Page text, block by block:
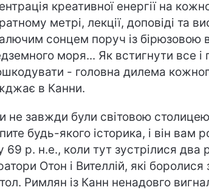
креативної енергії на
метрі, лекції, доповіді та
сонцем поруч із бірюзовою
моря... Як встигнути все і
- головна дилема
в Канни.
не завжди були світовою столицею
будь-якого історика, і він вам
69 р. н.е., коли тут зустрілися два
Отон і Вителлій, які
Римлян із Канн ненадовго